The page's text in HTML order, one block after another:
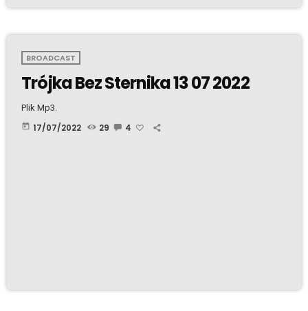
BROADCAST
Trójka Bez Sternika 13 07 2022
Plik Mp3.
today 17/07/2022 29 4